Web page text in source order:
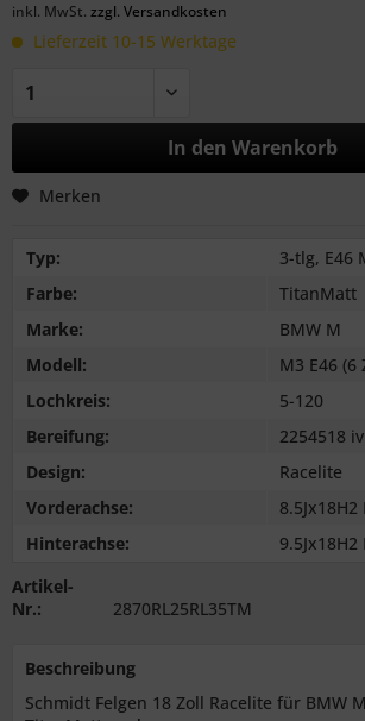
inkl. MwSt. zzgl. Versandkosten
Lieferzeit 10-15 Werktage
In den Warenkorb
Merken
Typ:
3-tlg, E46
Farbe:
TitanMatt
Marke:
BMW M
Modell:
M3 E46
Lochkreis:
5-120
Bereifung:
2254518
Design:
Racelite
Vorderachse:
8.5Jx18H2
Hinterachse:
9.5Jx18H2
Artikel-
Nr.:
2870RL25RL35TM
Beschreibung
Schmidt Felgen 18 Zoll Racelite für BMW